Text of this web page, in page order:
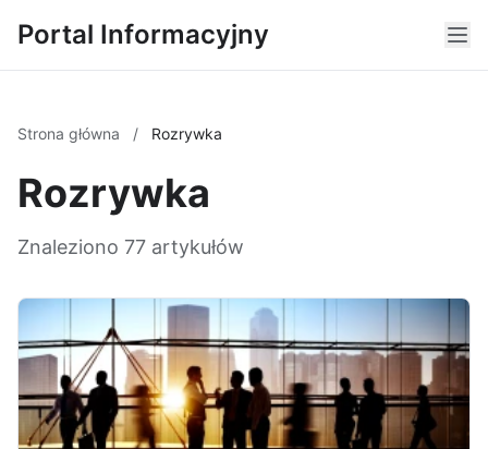
Portal Informacyjny
Strona główna / Rozrywka
Rozrywka
Znaleziono 77 artykułów